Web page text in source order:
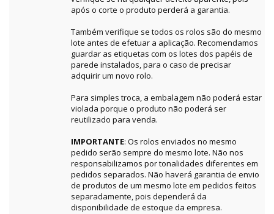
após o corte o produto perderá a garantia.
Também verifique se todos os rolos são do mesmo
lote antes de efetuar a aplicação. Recomendamos
guardar as etiquetas com os lotes dos papéis de
parede instalados, para o caso de precisar
adquirir um novo rolo.
Para simples troca, a embalagem não poderá estar
violada porque o produto não poderá ser
reutilizado para venda.
IMPORTANTE: Os rolos enviados no mesmo
pedido serão sempre do mesmo lote. Não nos
responsabilizamos por tonalidades diferentes em
pedidos separados. Não haverá garantia de envio
de produtos de um mesmo lote em pedidos feitos
separadamente, pois dependerá da
disponibilidade de estoque da empresa.